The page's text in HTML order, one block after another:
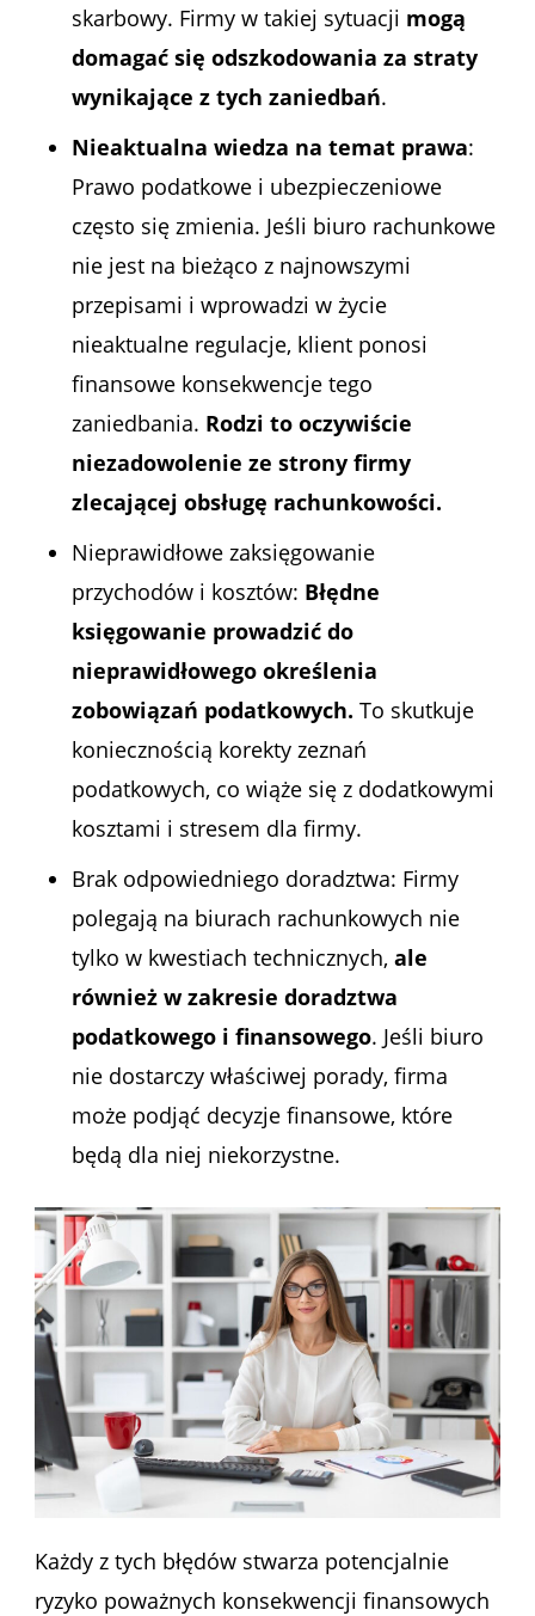
skarbowy. Firmy w takiej sytuacji mogą
domagać się odszkodowania za straty
wynikające z tych zaniedbań.
Nieaktualna wiedza na temat prawa:
Prawo podatkowe i ubezpieczeniowe
często się zmienia. Jeśli biuro rachunkowe
nie jest na bieżąco z najnowszymi
przepisami i wprowadzi w życie
nieaktualne regulacje, klient ponosi
finansowe konsekwencje tego
zaniedbania. Rodzi to oczywiście
niezadowolenie ze strony firmy
zlecającej obsługę rachunkowości.
Nieprawidłowe zaksięgowanie
przychodów i kosztów: Błędne
księgowanie prowadzić do
nieprawidłowego określenia
zobowiązań podatkowych. To skutkuje
koniecznością korekty zeznań
podatkowych, co wiąże się z dodatkowymi
kosztami i stresem dla firmy.
Brak odpowiedniego doradztwa: Firmy
polegają na biurach rachunkowych nie
tylko w kwestiach technicznych, ale
również w zakresie doradztwa
podatkowego i finansowego. Jeśli biuro
nie dostarczy właściwej porady, firma
może podjąć decyzje finansowe, które
będą dla niej niekorzystne.
Każdy z tych błędów stwarza potencjalnie
ryzyko poważnych konsekwencji finansowych